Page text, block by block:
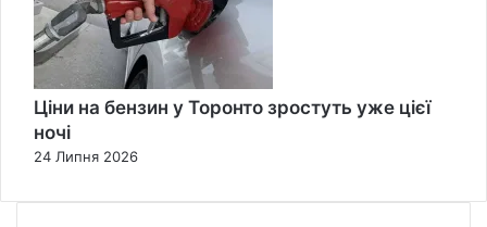
Ціни на бензин у Торонто зростуть уже цієї
ночі
24 Липня 2026